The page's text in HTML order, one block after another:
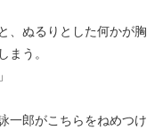
、ぬるりとした何かが胸
まう。
一郎がこちらをねめつけ